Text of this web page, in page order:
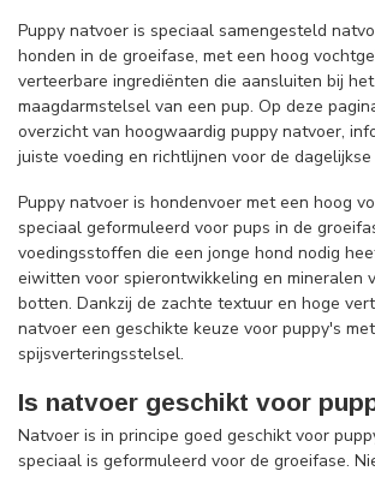
Puppy natvoer is speciaal samengesteld
honden in de groeifase, met een hoog
verteerbare ingrediënten die aansluiten bij
maagdarmstelsel van een pup. Op deze
overzicht van hoogwaardig puppy natvoer,
juiste voeding en richtlijnen voor de
Puppy natvoer is hondenvoer met een hoog
speciaal geformuleerd voor pups in de
voedingsstoffen die een jonge hond nodig
eiwitten voor spierontwikkeling en mineralen
botten. Dankzij de zachte textuur en hoge
natvoer een geschikte keuze voor puppy's
spijsverteringsstelsel.
Is natvoer geschikt voor
Natvoer is in principe goed geschikt voor
speciaal is geformuleerd voor de groeifase.